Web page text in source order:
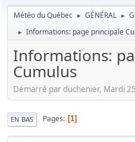
Météo du Québec ► GÉNÉRAL ►
► Informations: page principale
Informations:
Cumulus
Démarré par duchenier, Mardi
EN BAS Pages 1